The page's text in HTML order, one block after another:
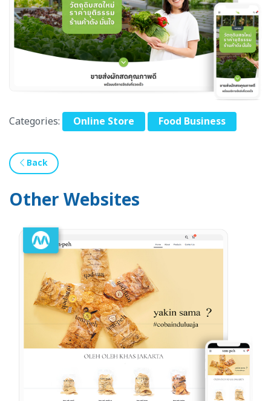
Categories: Online Store Food Business
Back
Other Websites